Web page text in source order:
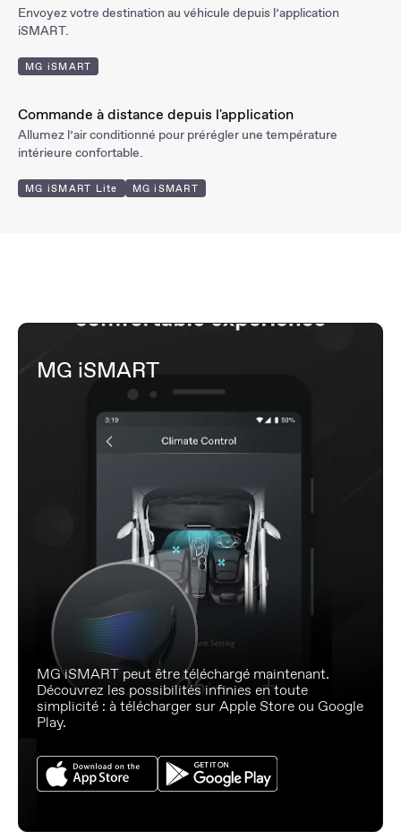
Envoyez votre destination au véhicule depuis l’application
iSMART.
MG iSMART
Commande à distance depuis l'application
Allumez l’air conditionné pour prérégler une température
intérieure confortable.
MG iSMART Lite MG iSMART
MG iSMART
MG iSMART peut être téléchargé maintenant.
Découvrez les possibilités infinies en toute
simplicité : à télécharger sur Apple Store ou Google
Play.